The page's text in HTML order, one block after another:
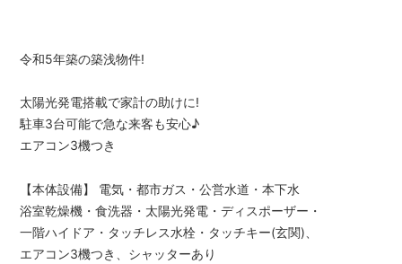
件
こ
と
は
【イ
エ
ス
テ
令和5年築の築浅物件!
太陽光発電搭載で家計の助けに!
駐車3台可能で急な来客も安心♪
エアコン3機つき
【本体設備】 電気・都市ガス・公営水道・本下水
浴室乾燥機・食洗器・太陽光発電・ディスポーザー・
一階ハイドア・タッチレス水栓・タッチキー(玄関)、
エアコン3機つき、シャッターあり